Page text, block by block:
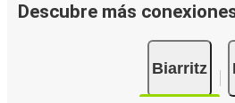
Descubre más
Biarritz